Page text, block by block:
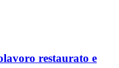
restaurato e